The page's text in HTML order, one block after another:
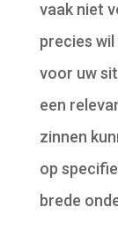
vaak niet
precies
voor uw
een
zinnen
op
brede